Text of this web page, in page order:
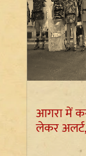
आगरा में
लेकर